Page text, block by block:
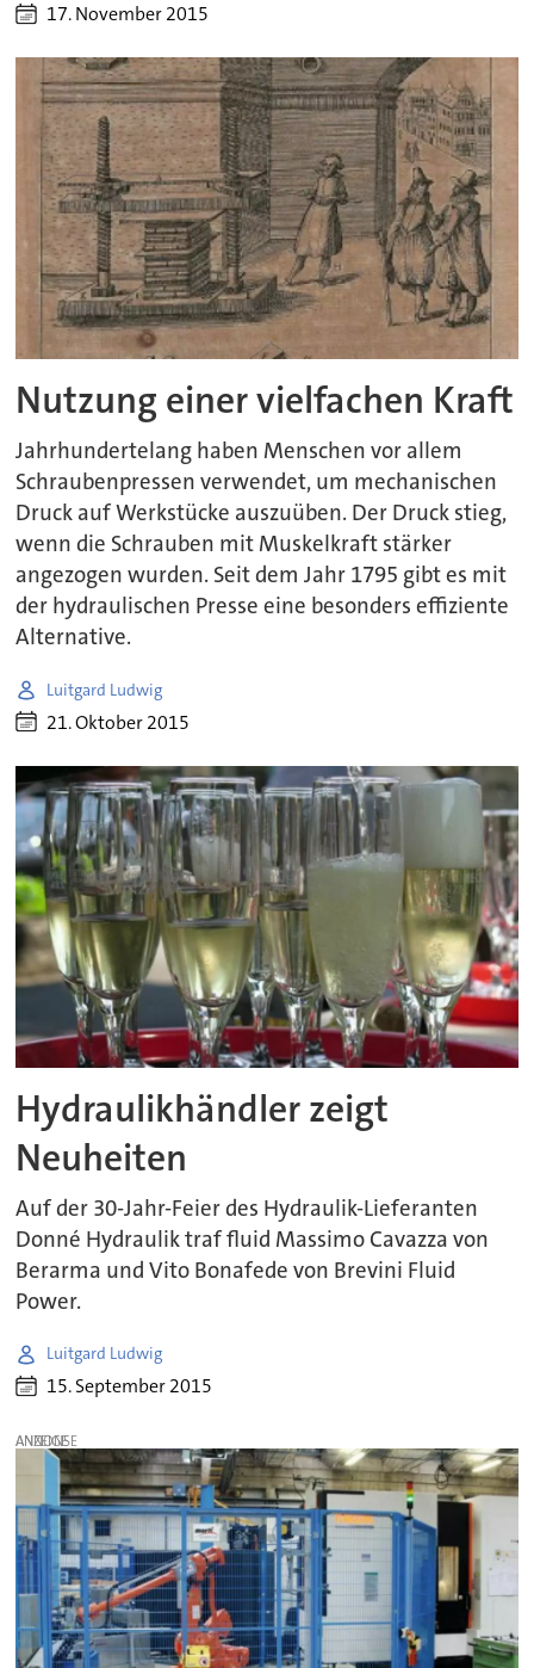
17. November 2015
Nutzung einer vielfachen Kraft
Jahrhundertelang haben Menschen vor allem
Schraubenpressen verwendet, um mechanischen
Druck auf Werkstücke auszuüben. Der Druck stieg,
wenn die Schrauben mit Muskelkraft stärker
angezogen wurden. Seit dem Jahr 1795 gibt es mit
der hydraulischen Presse eine besonders effiziente
Alternative.
Luitgard Ludwig
21. Oktober 2015
Hydraulikhändler zeigt
Neuheiten
Auf der 30-Jahr-Feier des Hydraulik-Lieferanten
Donné Hydraulik traf fluid Massimo Cavazza von
Berarma und Vito Bonafede von Brevini Fluid
Power.
Luitgard Ludwig
15. September 2015
ANZEIGE